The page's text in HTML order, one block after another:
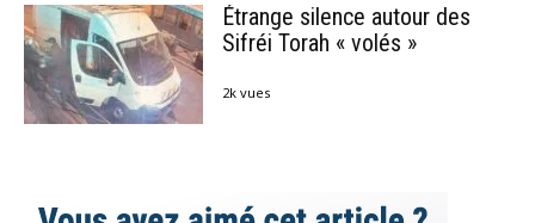
Étrange silence autour des
Sifréi Torah « volés »
2k vues